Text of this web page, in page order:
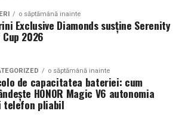
si utilizare reala
evenimentelor auto din Cluj este
care nu sunt doar proiecte de
utilizate zilnic. Proprietarii acestora
le permita sa participe la
sacrifica complet confortul sau
publice.
o săptămână inainte
Exclusive Diamonds susține Serenity
2026
o săptămână inainte
de capacitatea bateriei: cum
HONOR Magic V6 autonomia
telefon pliabil